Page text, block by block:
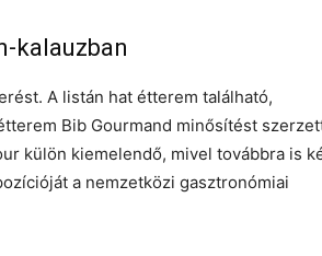
kalauzban
A listán hat étterem található,
Bib Gourmand minősítést
külön kiemelendő, mivel továbbra is
a nemzetközi gasztronómiai